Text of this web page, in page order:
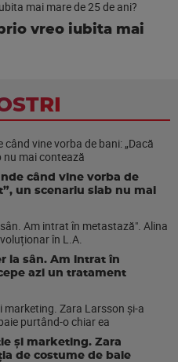
vreo iubita mai
când vine vorba de
un scenariu slab nu mai
la sân. Am intrat în
azi un tratament
și marketing. Zara
de costume de baie